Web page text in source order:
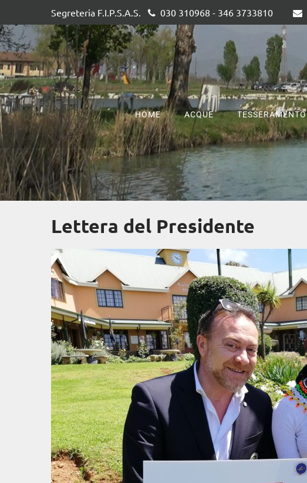
Segreteria F.I.P.S.A.S. 030 310968 - 346 3733810
HOME ACQUE TESSERAMENTO
Lettera del Presidente